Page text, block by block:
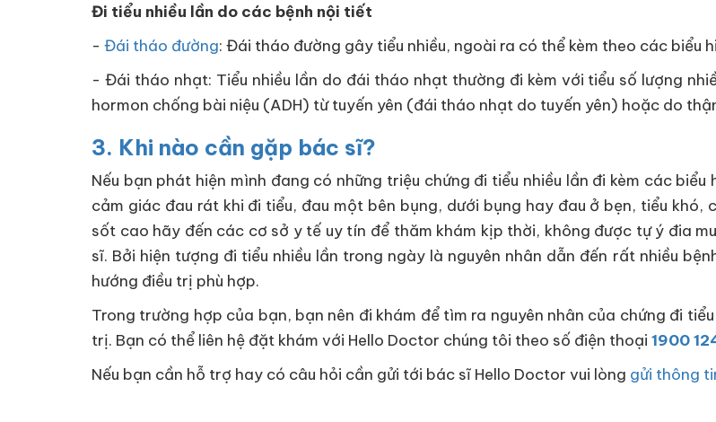
Đi tiểu nhiều lần do các bệnh nội tiết
- Đái tháo đường: Đái tháo đường gây tiểu nhiều, ngoài ra có thể kèm theo các biểu
- Đái tháo nhạt: Tiểu nhiều lần do đái tháo nhạt thường đi kèm với tiểu số lượng
hormon chống bài niệu (ADH) từ tuyến yên (đái tháo nhạt do tuyến yên) hoặc do
3. Khi nào cần gặp bác sĩ?
Nếu bạn phát hiện mình đang có những triệu chứng đi tiểu nhiều lần đi kèm các
cảm giác đau rát khi đi tiểu, đau một bên bụng, dưới bụng hay đau ở bẹn, tiểu
sốt cao hãy đến các cơ sở y tế uy tín để thăm khám kịp thời, không được tự ý đia
sĩ. Bởi hiện tượng đi tiểu nhiều lần trong ngày là nguyên nhân dẫn đến rất nhiều
hướng điều trị phù hợp.
Trong trường hợp của bạn, bạn nên đi khám để tìm ra nguyên nhân của chứng đi
trị. Bạn có thể liên hệ đặt khám với Hello Doctor chúng tôi theo số điện thoại 1900
Nếu bạn cần hỗ trợ hay có câu hỏi cần gửi tới bác sĩ Hello Doctor vui lòng gửi thông